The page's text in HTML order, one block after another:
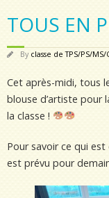
TOUS EN
By classe de TPS/PS/MS/
Cet après-midi, tous
blouse d’artiste pour
la classe !
Pour savoir ce qui
est prévu pour